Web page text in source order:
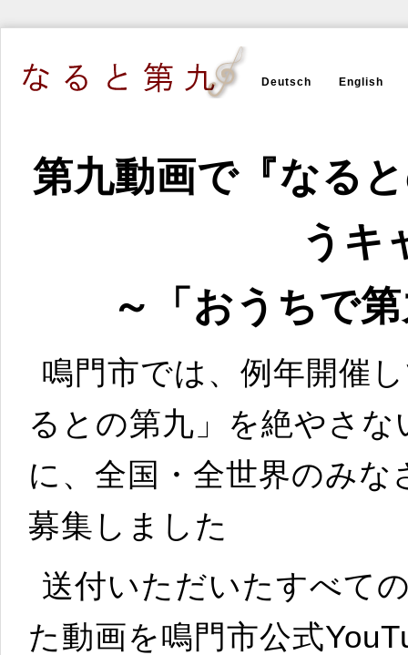
Deutsch English
第九動画で『なる
うキ
～「おうちで
鳴門市では、例年開催
るとの第九」を絶やさ
に、全国・全世界のみ
募集しました
送付いただいたすべて
た動画を鳴門市公式